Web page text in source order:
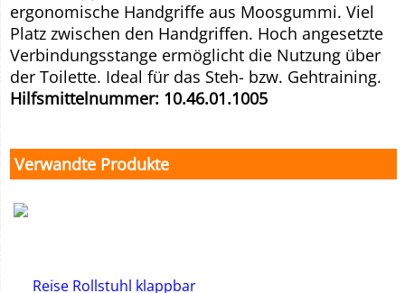
ergonomische Handgriffe aus Moosgummi. Viel
Platz zwischen den Handgriffen. Hoch angesetzte
Verbindungsstange ermöglicht die Nutzung über
der Toilette. Ideal für das Steh- bzw. Gehtraining.
Hilfsmittelnummer: 10.46.01.1005
Verwandte Produkte